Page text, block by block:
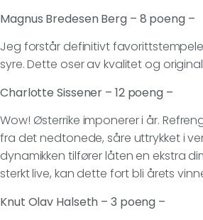
Magnus Bredesen Berg – 8 poeng –
Jeg forstår definitivt
syre. Dette oser av kvalitet og
Charlotte Sissener – 12 poeng –
Wow! Østerrike imponerer i år.
fra det nedtonede, såre uttrykket i
dynamikken tilfører låten en ekstra
sterkt live, kan dette fort bli årets
Knut Olav Halseth – 3 poeng –